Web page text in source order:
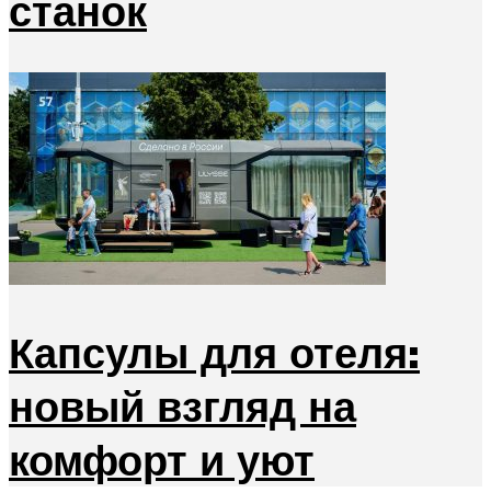
Капсулы для отеля:
новый взгляд на
комфорт и уют